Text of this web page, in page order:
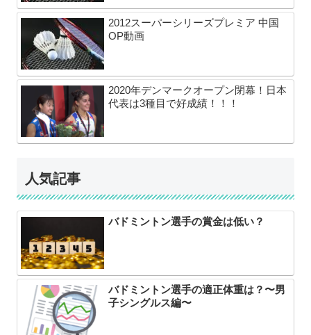
2012スーパーシリーズプレミア 中国
OP動画
2020年デンマークオープン閉幕！日本
代表は3種目で好成績！！！
人気記事
バドミントン選手の賞金は低い？
バドミントン選手の適正体重は？〜男
子シングルス編〜